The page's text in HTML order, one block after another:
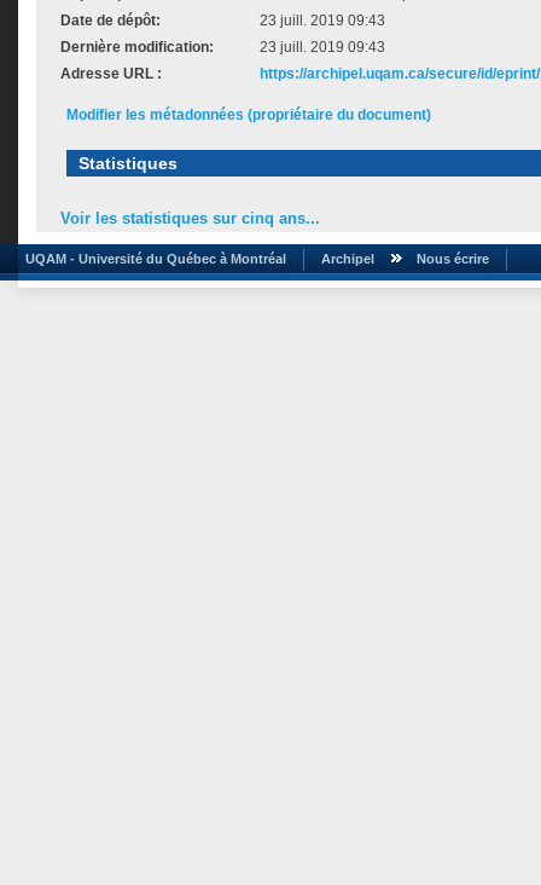
Date de dépôt:
23 juill. 2019 09:43
Dernière modification:
23 juill. 2019 09:43
Adresse URL :
https://archipel.uqam.ca/secure/id/
Modifier les métadonnées (propriétaire du document)
Statistiques
Voir les statistiques sur cinq ans...
UQAM - Université du Québec à Montréal Archipel Nous écrire